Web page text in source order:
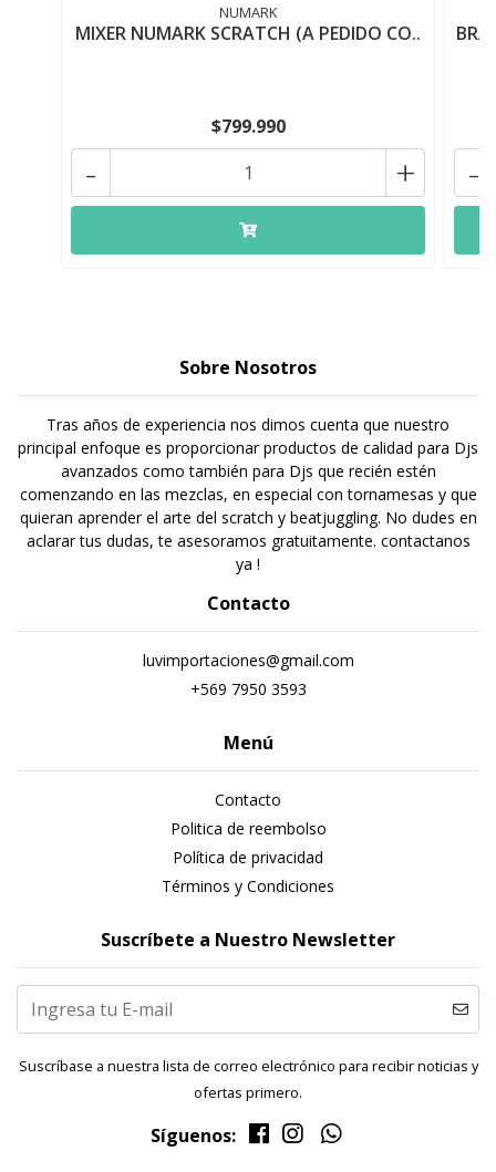
NUMARK
MIXER NUMARK SCRATCH (A PEDIDO CO..
$799.990
+
- -
Sobre Nosotros
Tras años de experiencia nos dimos cuenta que nuestro
principal enfoque es proporcionar productos de calidad para Djs
avanzados como también para Djs que recién estén
comenzando en las mezclas, en especial con tornamesas y que
quieran aprender el arte del scratch y beatjuggling. No dudes en
aclarar tus dudas, te asesoramos gratuitamente. contactanos
ya !
Contacto
luvimportaciones@gmail.com
+569 7950 3593
Menú
Contacto
Politica de reembolso
Política de privacidad
Términos y Condiciones
Suscríbete a Nuestro Newsletter
Suscríbase a nuestra lista de correo electrónico para recibir noticias y
ofertas primero.
Síguenos: